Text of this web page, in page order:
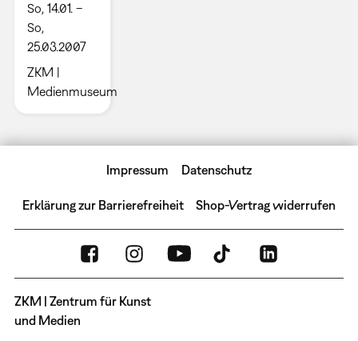
So, 14.01. –
So,
25.03.2007
ZKM |
Medienmuseum
Impressum Datenschutz
Erklärung zur Barrierefreiheit Shop-Vertrag widerrufen
ZKM | Zentrum für Kunst
und Medien